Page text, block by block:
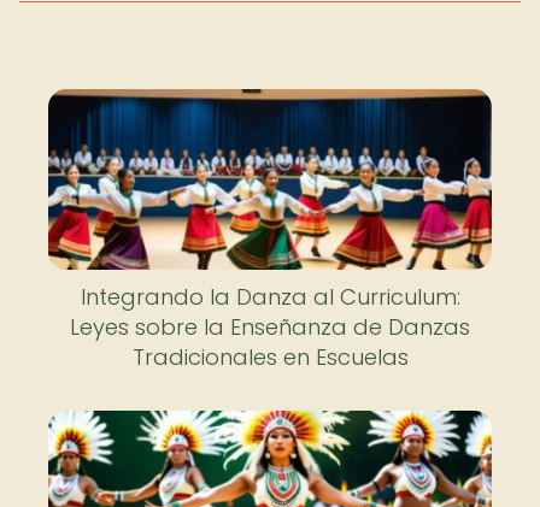
Integrando la Danza al Curriculum:
Leyes sobre la Enseñanza de Danzas
Tradicionales en Escuelas